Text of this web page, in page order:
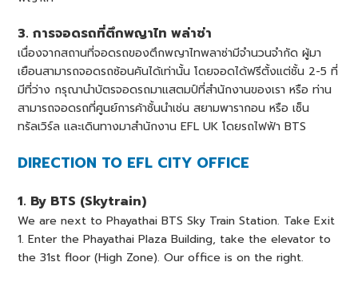
3. การจอดรถที่ตึกพญาไท พล่าซ่า
เนื่องจากสถานที่จอดรถของตึกพญาไทพลาซ่ามีจำนวนจำกัด ผู้มา
เยือนสามารถจอดรถซ้อนคันได้เท่านั้น โดยจอดได้ฟรีตั้งแต่ชั้น 2-5 ที่
มีที่ว่าง กรุณานำบัตรจอดรถมาแสตมป์ที่สำนักงานของเรา หรือ ท่าน
สามารถจอดรถที่ศูนย์การค้าชั้นนำเช่น สยามพารากอน หรือ เซ็น
ทรัลเวิร์ล และเดินทางมาสำนักงาน EFL UK โดยรถไฟฟ้า BTS
DIRECTION TO EFL CITY OFFICE
1. By BTS (Skytrain)
We are next to Phayathai BTS Sky Train Station. Take Exit
1. Enter the Phayathai Plaza Building, take the elevator to
the 31st floor (High Zone). Our office is on the right.